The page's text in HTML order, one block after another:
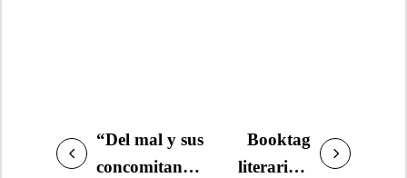
NAVEGACIÓN
“Del mal y sus
concomitancias”,
Booktag
literario y